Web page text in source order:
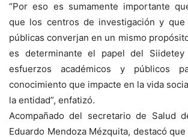
“Por eso es sumamente importante
que los centros de investigación y que
públicas converjan en un mismo
es determinante el papel del
esfuerzos académicos y públicos
conocimiento que impacte en la vida
la entidad”, enfatizó.
Acompañado del secretario de Salud
Eduardo Mendoza Mézquita, destacó